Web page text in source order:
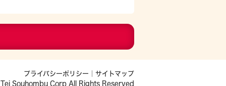
プライバシーポリシー
サイトマップ
Souhombu Corp All Rights Reserved